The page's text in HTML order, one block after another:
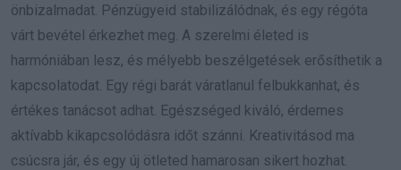
önbizalmadat. Pénzügyeid stabilizálódnak, és egy régóta
várt bevétel érkezhet meg. A szerelmi életed is
harmóniában lesz, és mélyebb beszélgetések erősíthetik a
kapcsolatodat. Egy régi barát váratlanul felbukkanhat, és
értékes tanácsot adhat. Egészséged kiváló, érdemes
aktívabb kikapcsolódásra időt szánni. Kreativitásod ma
csúcsra jár, és egy új ötleted hamarosan sikert hozhat.